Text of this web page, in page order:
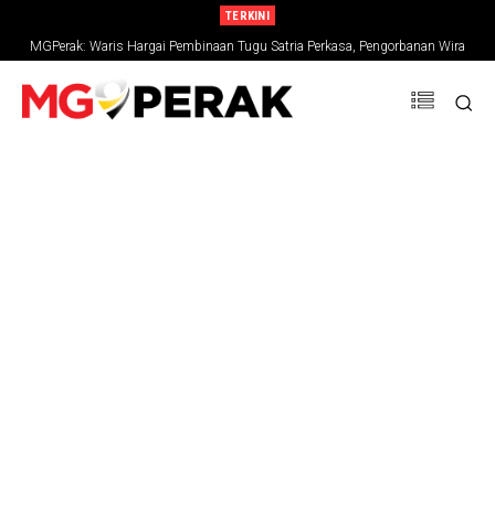
TERKINI
MGPerak: Waris Hargai Pembinaan Tugu Satria Perkasa, Pengorbanan Wira
Negara Terus Dikenang